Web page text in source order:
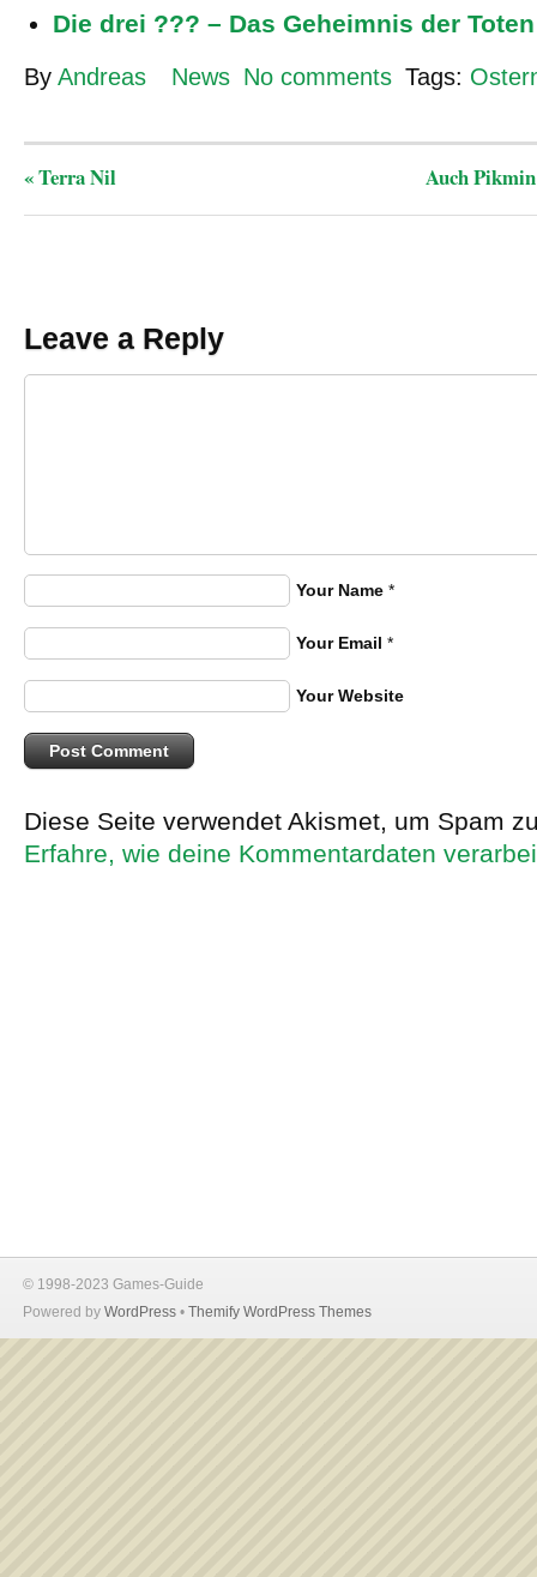
Die drei ??? – Das Geheimnis der Toten
By Andreas News No comments Tags:
«Terra Nil Auch
Leave a Reply
Your Name *
Your Email *
Your Website
Diese Seite verwendet Akismet, um Spam
Erfahre, wie deine Kommentardaten
© 1998-2023 Games-Guide
Powered by WordPress • Themify WordPress Themes